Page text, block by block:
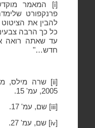
[
i] המאמר
פרנקפורט
להבין את
כל כך הרבה
עד שאתה רואה
חדש…"
[
ii] שרה מילס,
2005, עמ' 15.
[
iii] שם, עמ' 17.
[
iv] שם, עמ' 27.